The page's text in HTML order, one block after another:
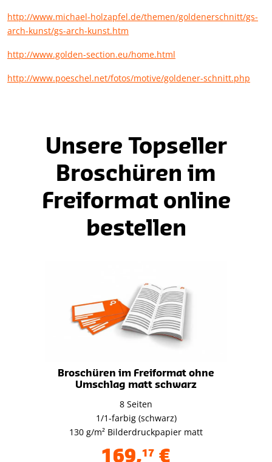
http://www.michael-holzapfel.de/themen/goldenerschnitt/gs-
arch-kunst/gs-arch-kunst.htm
http://www.golden-section.eu/home.html
http://www.poeschel.net/fotos/motive/goldener-schnitt.php
Unsere Topseller
Broschüren im
Freiformat online
bestellen
Broschüren im Freiformat ohne
Umschlag matt schwarz
8 Seiten
1/1-farbig (schwarz)
130 g/m² Bilderdruckpapier matt
169,17 €